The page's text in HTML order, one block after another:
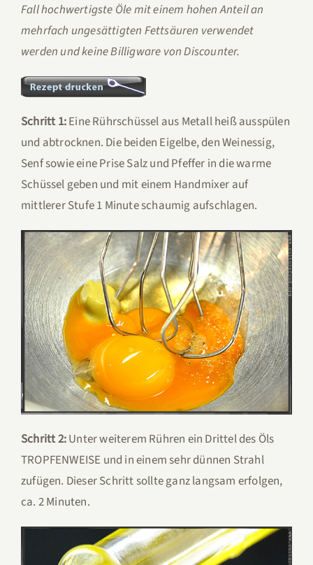
Fall hochwertigste Öle mit einem hohen Anteil an
mehrfach ungesättigten Fettsäuren verwendet
werden und keine Billigware von Discounter.
Schritt 1:Eine Rührschüssel aus Metall heiß ausspülen
und abtrocknen. Die beiden Eigelbe, den Weinessig,
Senf sowie eine Prise Salz und Pfeffer in die warme
Schüssel geben und mit einem Handmixer auf
mittlerer Stufe 1 Minute schaumig aufschlagen.
Schritt 2:Unter weiterem Rühren ein Drittel des Öls
TROPFENWEISE und in einem sehr dünnen Strahl
zufügen. Dieser Schritt sollte ganz langsam erfolgen,
ca. 2 Minuten.